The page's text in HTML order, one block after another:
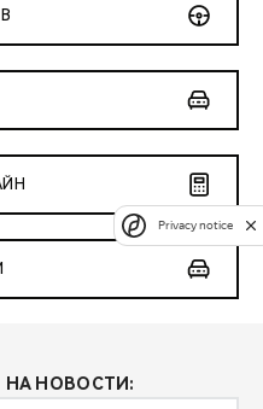
НОВОСТИ:
Privacy notice